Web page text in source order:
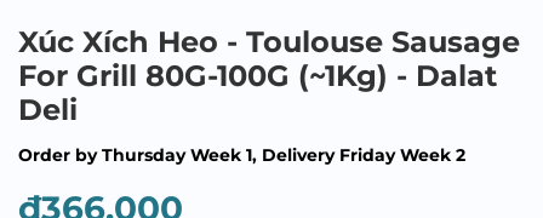
Xúc Xích Heo - Toulouse Sausage
For Grill 80G-100G (~1Kg) - Dalat
Deli
Order by Thursday Week 1, Delivery Friday Week 2
₫366,000